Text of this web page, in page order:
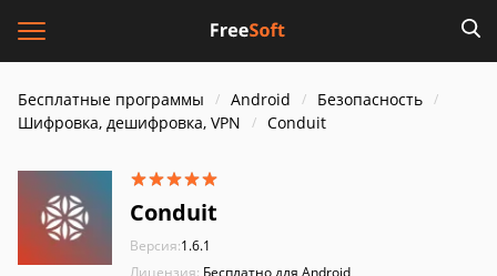
Бесплатные программы Android
Безопасность
Шифровка, дешифровка, VPN
Conduit
Conduit
Версия:1.6.1
Лицензия: Бесплатно для Android